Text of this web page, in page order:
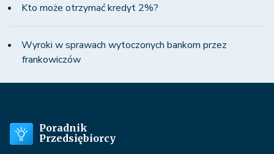
Kto może otrzymać kredyt 2%?
Wyroki w sprawach wytoczonych bankom przez
frankowiczów
Poradnik
Przedsiębiorcy